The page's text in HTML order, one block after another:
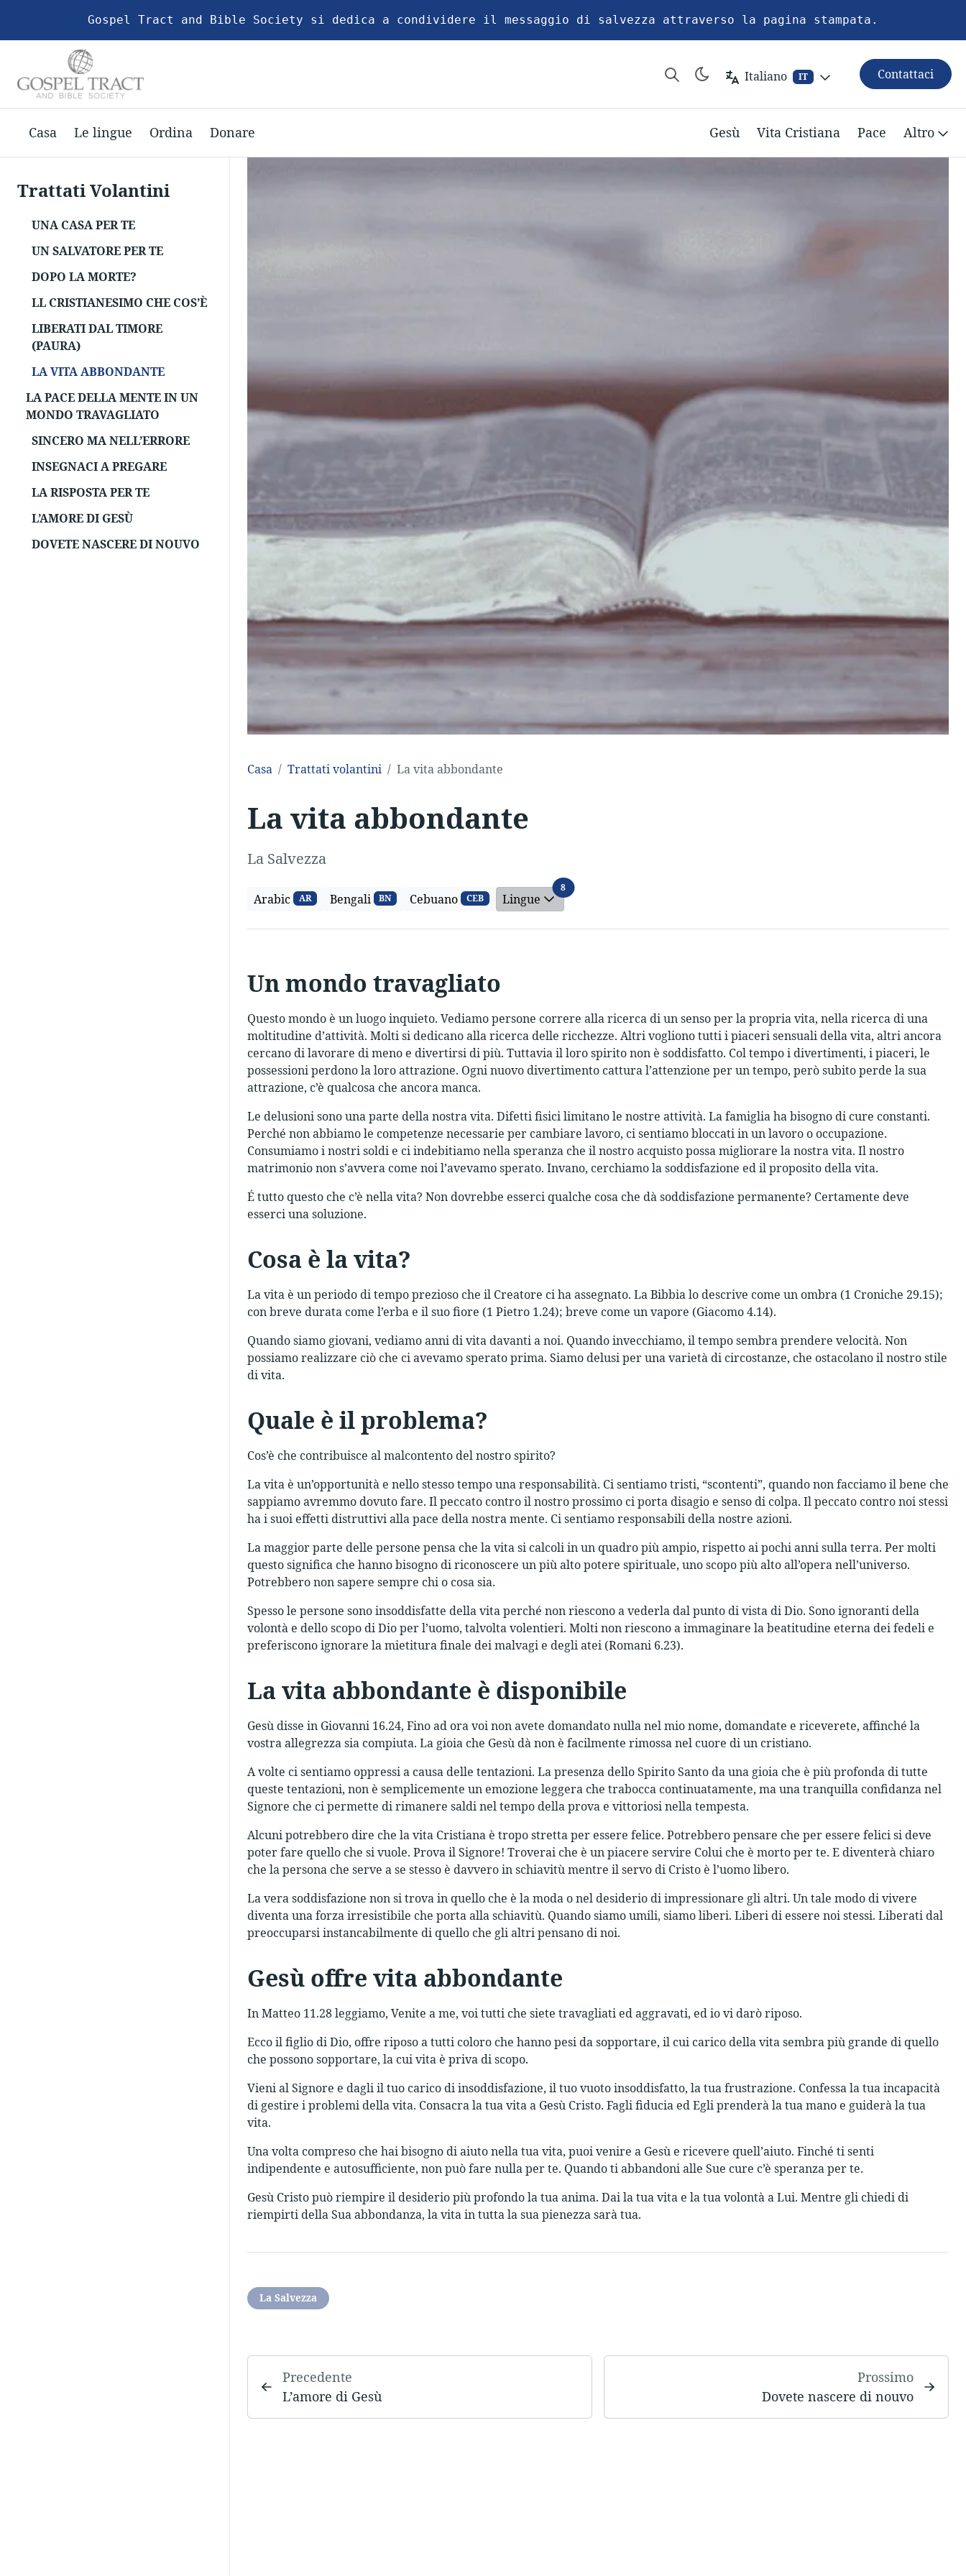
Gospel Tract and Bible Society si dedica a condividere il messaggio di salvezza attraverso la pagina stampata.
Italiano IT Contattaci
Casa Le lingue Ordina Donare Gesù Vita Cristiana Pace Altro
Trattati Volantini
UNA CASA PER TE
UN SALVATORE PER TE
DOPO LA MORTE?
LL CRISTIANESIMO CHE COS’È
LIBERATI DAL TIMORE
(PAURA)
LA VITA ABBONDANTE
LA PACE DELLA MENTE IN UN
MONDO TRAVAGLIATO
SINCERO MA NELL’ERRORE
INSEGNACI A PREGARE
LA RISPOSTA PER TE
L’AMORE DI GESÙ
DOVETE NASCERE DI NOUVO
Casa Trattati volantini La vita abbondante
La vita abbondante
La Salvezza
Arabic AR Bengali BN Cebuano CEB Lingue
8Lingue
Un mondo travagliato
Questo mondo è un luogo inquieto. Vediamo persone correre alla ricerca di un senso per la propria vita, nella ricerca di una
moltitudine d’attività. Molti si dedicano alla ricerca delle ricchezze. Altri vogliono tutti i piaceri sensuali della vita, altri ancora
cercano di lavorare di meno e divertirsi di più. Tuttavia il loro spirito non è soddisfatto. Col tempo i divertimenti, i piaceri, le
possessioni perdono la loro attrazione. Ogni nuovo divertimento cattura l’attenzione per un tempo, però subito perde la sua
attrazione, c’è qualcosa che ancora manca.
Le delusioni sono una parte della nostra vita. Difetti fisici limitano le nostre attività. La famiglia ha bisogno di cure constanti.
Perché non abbiamo le competenze necessarie per cambiare lavoro, ci sentiamo bloccati in un lavoro o occupazione.
Consumiamo i nostri soldi e ci indebitiamo nella speranza che il nostro acquisto possa migliorare la nostra vita. Il nostro
matrimonio non s’avvera come noi l’avevamo sperato. Invano, cerchiamo la soddisfazione ed il proposito della vita.
É tutto questo che c’è nella vita? Non dovrebbe esserci qualche cosa che dà soddisfazione permanente? Certamente deve
esserci una soluzione.
Cosa è la vita?
La vita è un periodo di tempo prezioso che il Creatore ci ha assegnato. La Bibbia lo descrive come un ombra (1 Croniche 29.15);
con breve durata come l’erba e il suo fiore (1 Pietro 1.24); breve come un vapore (Giacomo 4.14).
Quando siamo giovani, vediamo anni di vita davanti a noi. Quando invecchiamo, il tempo sembra prendere velocità. Non
possiamo realizzare ciò che ci avevamo sperato prima. Siamo delusi per una varietà di circostanze, che ostacolano il nostro stile
di vita.
Quale è il problema?
Cos’è che contribuisce al malcontento del nostro spirito?
La vita è un’opportunità e nello stesso tempo una responsabilità. Ci sentiamo tristi, “scontenti”, quando non facciamo il bene che
sappiamo avremmo dovuto fare. Il peccato contro il nostro prossimo ci porta disagio e senso di colpa. Il peccato contro noi stessi
ha i suoi effetti distruttivi alla pace della nostra mente. Ci sentiamo responsabili della nostre azioni.
La maggior parte delle persone pensa che la vita si calcoli in un quadro più ampio, rispetto ai pochi anni sulla terra. Per molti
questo significa che hanno bisogno di riconoscere un più alto potere spirituale, uno scopo più alto all’opera nell’universo.
Potrebbero non sapere sempre chi o cosa sia.
Spesso le persone sono insoddisfatte della vita perché non riescono a vederla dal punto di vista di Dio. Sono ignoranti della
volontà e dello scopo di Dio per l’uomo, talvolta volentieri. Molti non riescono a immaginare la beatitudine eterna dei fedeli e
preferiscono ignorare la mietitura finale dei malvagi e degli atei (Romani 6.23).
La vita abbondante è disponibile
Gesù disse in Giovanni 16.24, Fino ad ora voi non avete domandato nulla nel mio nome, domandate e riceverete, affinché la
vostra allegrezza sia compiuta. La gioia che Gesù dà non è facilmente rimossa nel cuore di un cristiano.
A volte ci sentiamo oppressi a causa delle tentazioni. La presenza dello Spirito Santo da una gioia che è più profonda di tutte
queste tentazioni, non è semplicemente un emozione leggera che trabocca continuatamente, ma una tranquilla confidanza nel
Signore che ci permette di rimanere saldi nel tempo della prova e vittoriosi nella tempesta.
Alcuni potrebbero dire che la vita Cristiana è tropo stretta per essere felice. Potrebbero pensare che per essere felici si deve
poter fare quello che si vuole. Prova il Signore! Troverai che è un piacere servire Colui che è morto per te. E diventerà chiaro
che la persona che serve a se stesso è davvero in schiavitù mentre il servo di Cristo è l’uomo libero.
La vera soddisfazione non si trova in quello che è la moda o nel desiderio di impressionare gli altri. Un tale modo di vivere
diventa una forza irresistibile che porta alla schiavitù. Quando siamo umili, siamo liberi. Liberi di essere noi stessi. Liberati dal
preoccuparsi instancabilmente di quello che gli altri pensano di noi.
Gesù offre vita abbondante
In Matteo 11.28 leggiamo, Venite a me, voi tutti che siete travagliati ed aggravati, ed io vi darò riposo.
Ecco il figlio di Dio, offre riposo a tutti coloro che hanno pesi da sopportare, il cui carico della vita sembra più grande di quello
che possono sopportare, la cui vita è priva di scopo.
Vieni al Signore e dagli il tuo carico di insoddisfazione, il tuo vuoto insoddisfatto, la tua frustrazione. Confessa la tua incapacità
di gestire i problemi della vita. Consacra la tua vita a Gesù Cristo. Fagli fiducia ed Egli prenderà la tua mano e guiderà la tua
vita.
Una volta compreso che hai bisogno di aiuto nella tua vita, puoi venire a Gesù e ricevere quell’aiuto. Finché ti senti
indipendente e autosufficiente, non può fare nulla per te. Quando ti abbandoni alle Sue cure c’è speranza per te.
Gesù Cristo può riempire il desiderio più profondo la tua anima. Dai la tua vita e la tua volontà a Lui. Mentre gli chiedi di
riempirti della Sua abbondanza, la vita in tutta la sua pienezza sarà tua.
La Salvezza
Precedente
L’amore di Gesù
Prossimo
Dovete nascere di nouvo